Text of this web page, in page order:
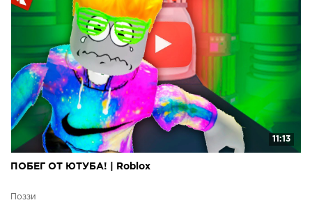
11:13
ПОБЕГ ОТ ЮТУБА! | Roblox
Поззи